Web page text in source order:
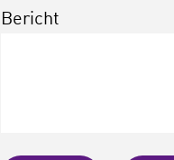
Bericht